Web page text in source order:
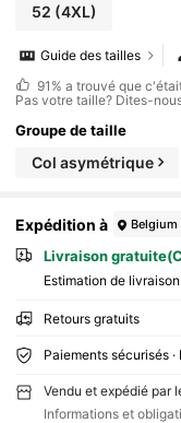
52 (4XL)
Guide des tailles
91% a trouvé que
Pas votre taille? Dites-
Groupe de taille
Col asymétrique
Expédition à Belgium
Livraison
Estimation de
Retours gratuits
Paiements sécurisés
Vendu et expédié par
Informations et